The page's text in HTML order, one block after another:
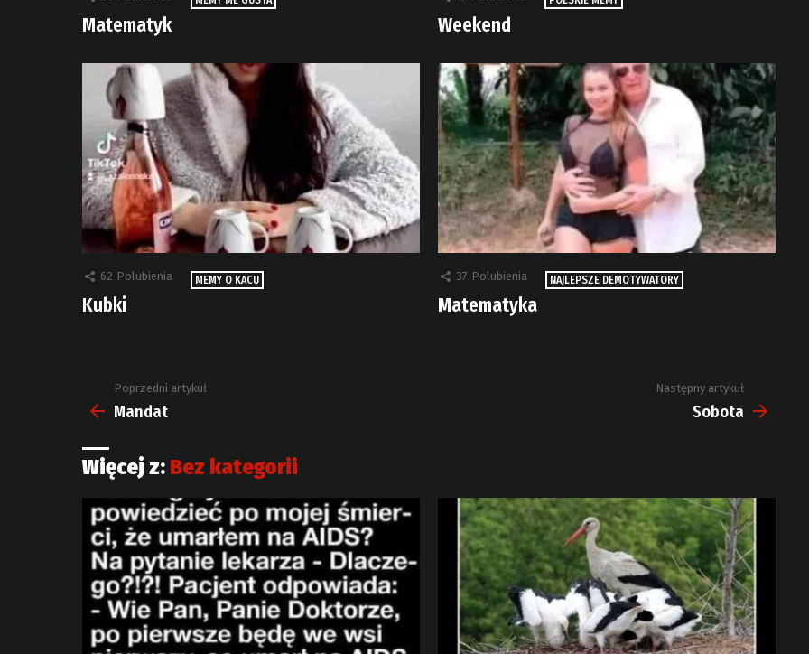
Matematyk Weekend
62 Polubienia MEMY O KACU
Kubki
37 Polubienia NAJLEPSZE DEMOTYWATORY
Matematyka
Zobacz
więcej
Poprzedni artykuł
Mandat
Następny artykuł
Sobota
Więcej z: Bez kategorii